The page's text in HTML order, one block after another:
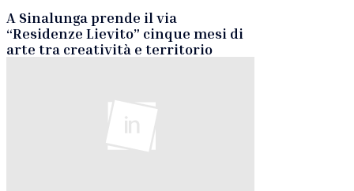
A Sinalunga prende il via
“Residenze Lievito” cinque mesi di
arte tra creatività e territorio